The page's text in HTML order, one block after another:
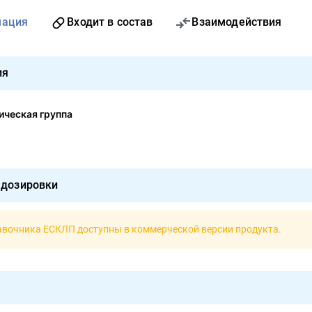
Входит в состав Взаимодействия
группа
ЕСКЛП доступны в коммерческой версии продукта.